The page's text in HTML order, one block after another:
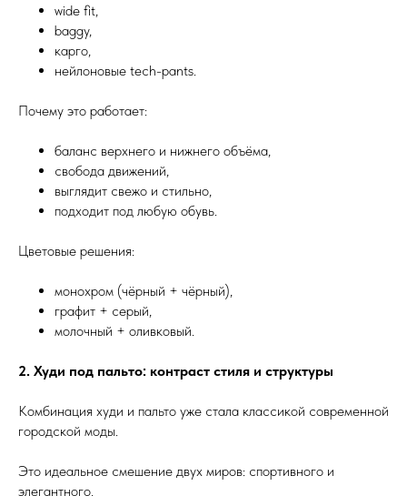
wide fit,
baggy,
карго,
нейлоновые tech-pants.
Почему это работает:
баланс верхнего и нижнего объёма,
свобода движений,
выглядит свежо и стильно,
подходит под любую обувь.
Цветовые решения:
монохром (чёрный + чёрный),
графит + серый,
молочный + оливковый.
2. Худи под пальто: контраст стиля и структуры
Комбинация худи и пальто уже стала классикой современной
городской моды.
Это идеальное смешение двух миров: спортивного и
элегантного.